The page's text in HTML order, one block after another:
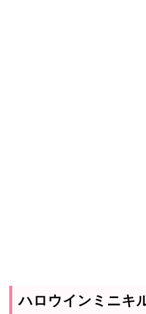
ハロウインミニキ